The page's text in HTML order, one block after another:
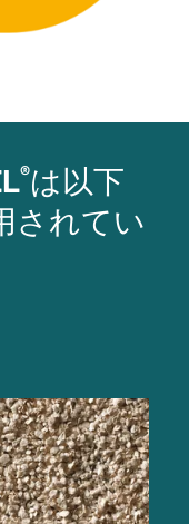
®は以下
されてい